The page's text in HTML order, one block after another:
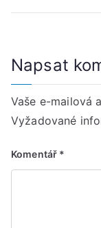
Napsat
Vaše e-mailová
Vyžadované
Komentář *